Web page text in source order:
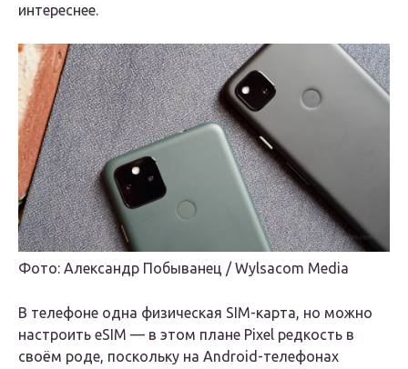
интереснее.
Фото: Александр Побыванец / Wylsacom Media
В телефоне одна физическая SIM-карта, но можно
настроить eSIM — в этом плане Pixel редкость в
своём роде, поскольку на Android-телефонах